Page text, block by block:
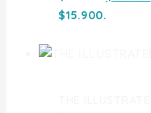
$15.900.